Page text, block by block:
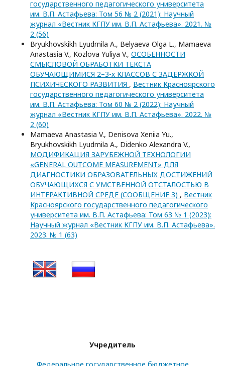
государственного педагогического университета
им. В.П. Астафьева: Том 56 № 2 (2021): Научный
журнал «Вестник КГПУ им. В.П. Астафьева». 2021. №
2 (56)
Bryukhovskikh Lyudmila A., Belyaeva Olga L., Mamaeva
Anastasia V., Kozlova Yuliya V., ОСОБЕННОСТИ
СМЫСЛОВОЙ ОБРАБОТКИ ТЕКСТА
ОБУЧАЮЩИМИСЯ 2–3-х КЛАССОВ С ЗАДЕРЖКОЙ
ПСИХИЧЕСКОГО РАЗВИТИЯ , Вестник Красноярского
государственного педагогического университета
им. В.П. Астафьева: Том 60 № 2 (2022): Научный
журнал «Вестник КГПУ им. В.П. Астафьева». 2022. №
2 (60)
Mamaeva Anastasia V., Denisova Xeniia Yu.,
Bryukhovskikh Lyudmila A., Didenko Alexandra V.,
МОДИФИКАЦИЯ ЗАРУБЕЖНОЙ ТЕХНОЛОГИИ
«GENERAL OUTCOME MEASUREMENT» ДЛЯ
ДИАГНОСТИКИ ОБРАЗОВАТЕЛЬНЫХ ДОСТИЖЕНИЙ
ОБУЧАЮЩИХСЯ С УМСТВЕННОЙ ОТСТАЛОСТЬЮ В
ИНТЕРАКТИВНОЙ СРЕДЕ (СООБЩЕНИЕ 3) , Вестник
Красноярского государственного педагогического
университета им. В.П. Астафьева: Том 63 № 1 (2023):
Научный журнал «Вестник КГПУ им. В.П. Астафьева».
2023. № 1 (63)
Учредитель